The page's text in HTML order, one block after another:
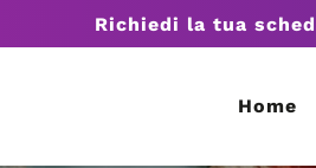
Richiedi la tua
Home